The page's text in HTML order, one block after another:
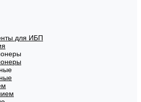
для ИБП